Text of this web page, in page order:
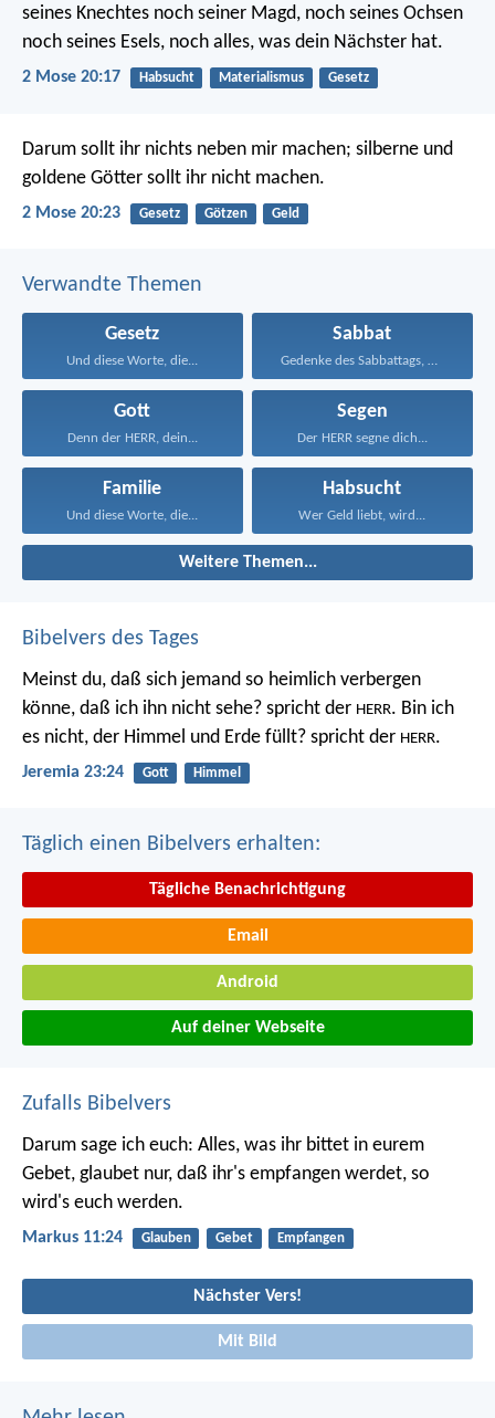
seines Knechtes noch seiner Magd, noch seines Ochsen
noch seines Esels, noch alles, was dein Nächster hat.
2 Mose 20:17 Habsucht Materialismus Gesetz
Darum sollt ihr nichts neben mir machen; silberne und
goldene Götter sollt ihr nicht machen.
2 Mose 20:23 Gesetz Götzen Geld
Verwandte Themen
Gesetz
Und diese Worte, die...
Sabbat
Gedenke des Sabbattags, daß...
Gott
Denn der HERR, dein...
Segen
Der HERR segne dich...
Familie
Und diese Worte, die...
Habsucht
Wer Geld liebt, wird...
Weitere Themen...
Bibelvers des Tages
Meinst du, daß sich jemand so heimlich verbergen
könne, daß ich ihn nicht sehe? spricht der HERR. Bin ich
es nicht, der Himmel und Erde füllt? spricht der HERR.
Jeremia 23:24 Gott Himmel
Täglich einen Bibelvers erhalten:
Tägliche Benachrichtigung
Email
Android
Auf deiner Webseite
Zufalls Bibelvers
Darum sage ich euch: Alles, was ihr bittet in eurem
Gebet, glaubet nur, daß ihr's empfangen werdet, so
wird's euch werden.
Markus 11:24 Glauben Gebet Empfangen
Nächster Vers!
Mit Bild